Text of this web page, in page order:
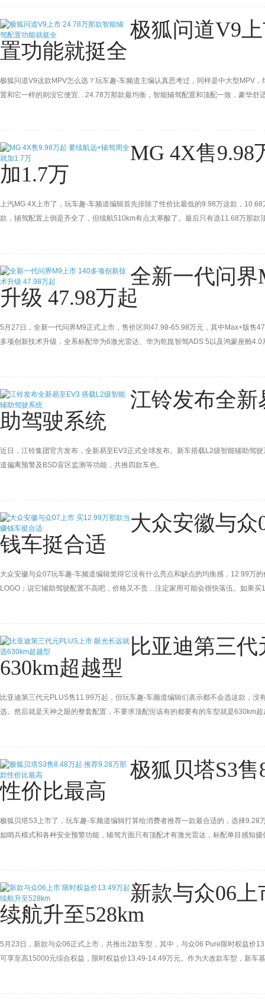
极狐问道V9
置功能就挺全
极狐问道V9这款MPV怎么选？玩车趣-车频道主编认真思考过，同样是中大型MPV
置和它一样的则没它便宜…24.78万那款最均衡，智能辅驾配置和顶配一致，豪华
MG 4X售9.98
加1.7万
上汽MG 4X上市了，玩车趣-车频道编辑首先排除了性价比最低的9.98万这款，
款，辅驾配置上倒是齐全了，但续航510km有点太寒酸了。最后只有选11.68万那
全新一代问界
升级 47.98万起
5月27日，全新一代问界M9正式上市，售价区间47.98-65.98万元，其中Max+版售
多项创新技术升级，全系标配华为6激光雷达、华为乾崑智驾ADS 5以及鸿蒙座舱
江铃发布全新
助驾驶系统
近日，江铃集团官方发布，全新易至EV3正式全球发布。新车搭载L2级智能辅助驾
道偏离预警及BSD盲区监测等功能，共推四款车色。
大众安徽与众
钱车挺合适
大众安徽与众07玩车趣-车频道编辑觉得它没有什么亮点和缺点的均衡感，12.99万
LOGO；说它辅助驾驶配置不高吧，价格又不贵…注定家用可能会很快落伍。如果
比亚迪第三
630km超越型
比亚迪第三代元PLUS售11.99万起，但玩车趣-车频道编辑们表示都不会选这款，
选。然后就是天神之眼的整套配置，不要求顶配但该有的都要有的车型就是630km
极狐贝塔S3
性价比最高
极狐贝塔S3上市了，玩车趣-车频道编辑打算给消费者推荐一款最合适的，选择
如哨兵模式和各种安全预警功能，辅驾方面只有顶配才有激光雷达，标配单目感知
新款与众06
续航升至528km
5月23日，新款与众06正式上市，共推出2款车型，其中，与众06 Pure限时权益价
可享至高15000元综合权益，限时权益价13.49-14.49万元。作为大改款车型，新车